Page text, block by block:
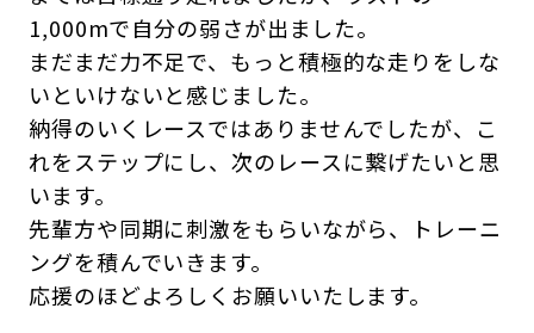
1,000mで自分の弱さが出ました。
まだまだ力不足で、もっと積極的な走りをしな
いといけないと感じました。
納得のいくレースではありませんでしたが、こ
れをステップにし、次のレースに繋げたいと思
います。
先輩方や同期に刺激をもらいながら、トレーニ
ングを積んでいきます。
応援のほどよろしくお願いいたします。